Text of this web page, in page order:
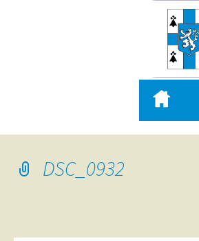
contenu
principal
DSC_0932